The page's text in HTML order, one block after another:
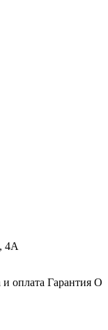
4А
и оплата Гарантия О